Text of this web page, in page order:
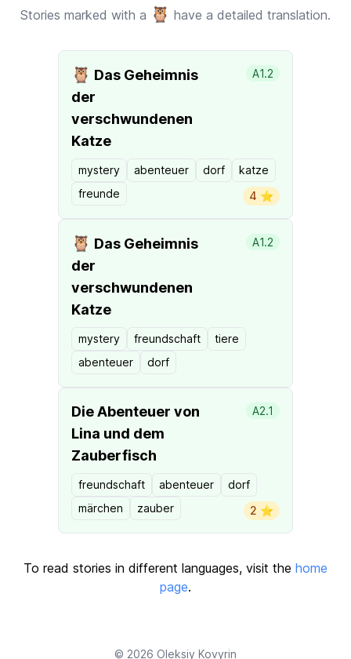
Stories marked with a 🦉 have a detailed translation.
🦉 Das Geheimnis
der
verschwundenen
Katze
A1.2
mystery abenteuer dorf
katze
freunde
4 ⭐️
🦉 Das Geheimnis
der
verschwundenen
Katze
A1.2
mystery freundschaft
tiere
abenteuer
dorf
Die Abenteuer von
Lina und dem
Zauberfisch
A2.1
freundschaft abenteuer
dorf
märchen
zauber 2 ⭐️
To read stories in different languages, visit the home
page.
© 2026 Oleksiy Kovyrin